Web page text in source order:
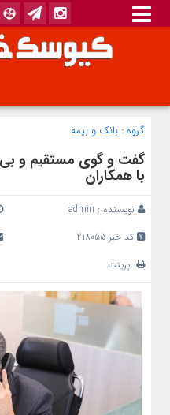
گروه : بانک‌ و بیمه
گفت و گوی مستقیم و
با همکاران
نویسنده : admin
کد خبر 218055
پرینت